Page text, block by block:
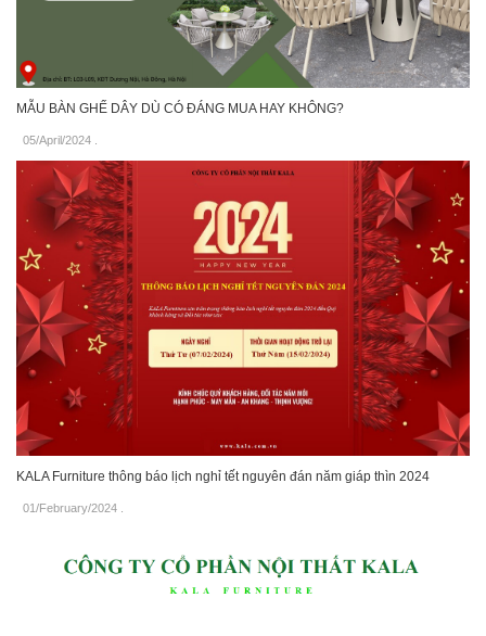
MẪU BÀN GHẾ DÂY DÙ CÓ ĐÁNG MUA HAY KHÔNG?
05/April/2024
KALA Furniture thông báo lịch nghỉ tết nguyên đán năm giáp thìn 2024
01/February/2024